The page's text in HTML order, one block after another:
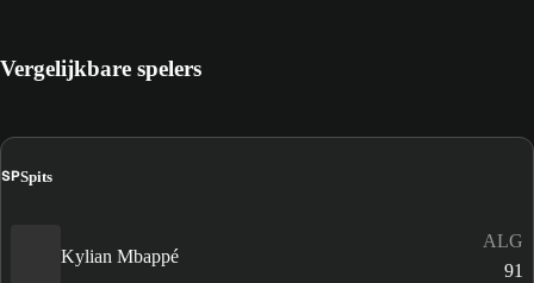
Vergelijkbare spelers
SPSpits
Kylian Mbappé
ALG
91